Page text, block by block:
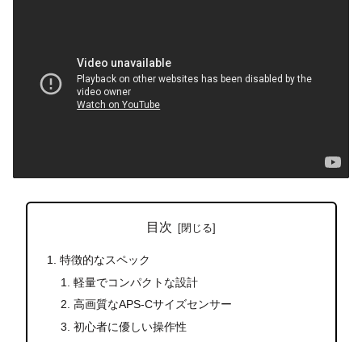
目次
特徴的なスペック
軽量でコンパクトな設計
高画質なAPS-Cサイズセンサー
初心者に優しい操作性